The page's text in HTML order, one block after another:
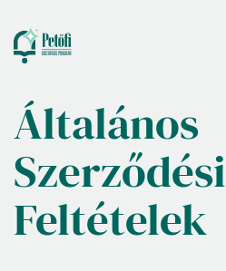
Általános
Szerződési
Feltételek